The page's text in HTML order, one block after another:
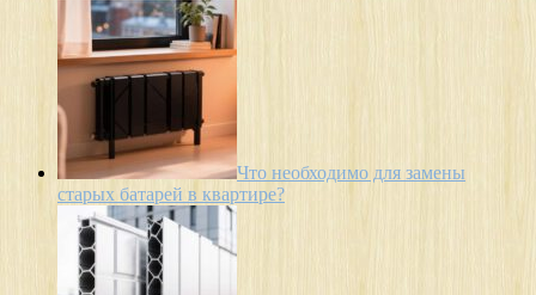
Что необходимо для замены
старых батарей в квартире?